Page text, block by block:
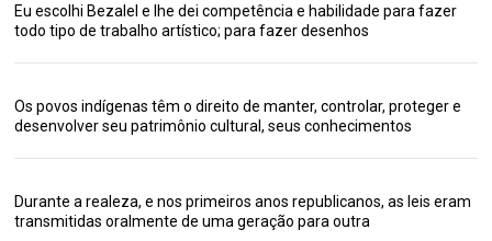
Eu escolhi Bezalel e lhe dei competência e habilidade para fazer
todo tipo de trabalho artístico; para fazer desenhos
Os povos indígenas têm o direito de manter, controlar, proteger e
desenvolver seu patrimônio cultural, seus conhecimentos
Durante a realeza, e nos primeiros anos republicanos, as leis eram
transmitidas oralmente de uma geração para outra